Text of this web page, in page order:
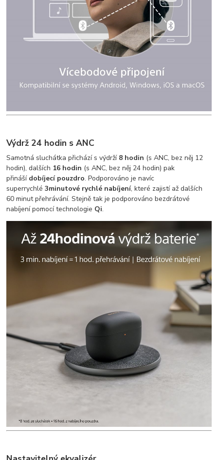
Výdrž 24 hodin s ANC
Samotná sluchátka přichází s výdrží 8 hodin (s ANC, bez něj 12
hodin), dalších 16 hodin (s ANC, bez něj 24 hodin) pak
přináší dobíjecí pouzdro. Podporováno je navíc
superrychlé3minutové rychlé nabíjení, které zajistí až dalších
60 minut přehrávání. Stejně tak je podporováno bezdrátové
nabíjení pomocí technologie Qi.